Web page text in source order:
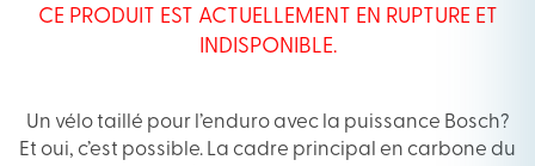
CE PRODUIT EST ACTUELLEMENT EN RUPTURE ET
INDISPONIBLE.
Un vélo taillé pour l’enduro avec la puissance Bosch?
Et oui, c’est possible. La cadre principal en carbone du